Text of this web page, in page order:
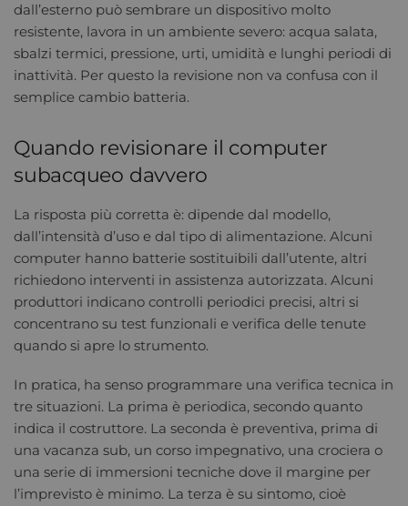
dall’esterno può sembrare un dispositivo molto
resistente, lavora in un ambiente severo: acqua salata,
sbalzi termici, pressione, urti, umidità e lunghi periodi di
inattività. Per questo la revisione non va confusa con il
semplice cambio batteria.
Quando revisionare il computer
subacqueo davvero
La risposta più corretta è: dipende dal modello,
dall’intensità d’uso e dal tipo di alimentazione. Alcuni
computer hanno batterie sostituibili dall’utente, altri
richiedono interventi in assistenza autorizzata. Alcuni
produttori indicano controlli periodici precisi, altri si
concentrano su test funzionali e verifica delle tenute
quando si apre lo strumento.
In pratica, ha senso programmare una verifica tecnica in
tre situazioni. La prima è periodica, secondo quanto
indica il costruttore. La seconda è preventiva, prima di
una vacanza sub, un corso impegnativo, una crociera o
una serie di immersioni tecniche dove il margine per
l’imprevisto è minimo. La terza è su sintomo, cioè